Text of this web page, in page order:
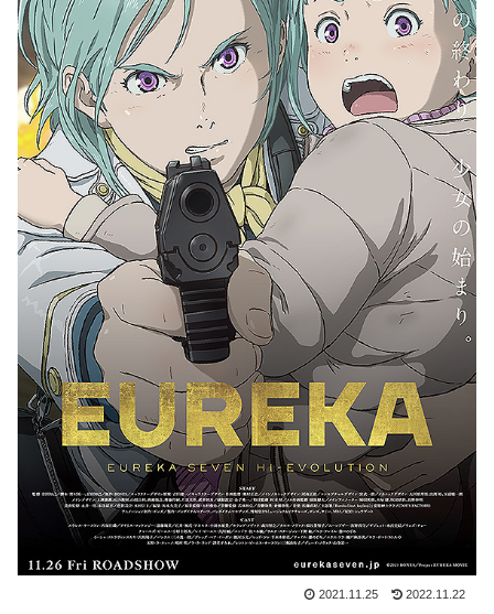
2021.11.25 2022.11.22